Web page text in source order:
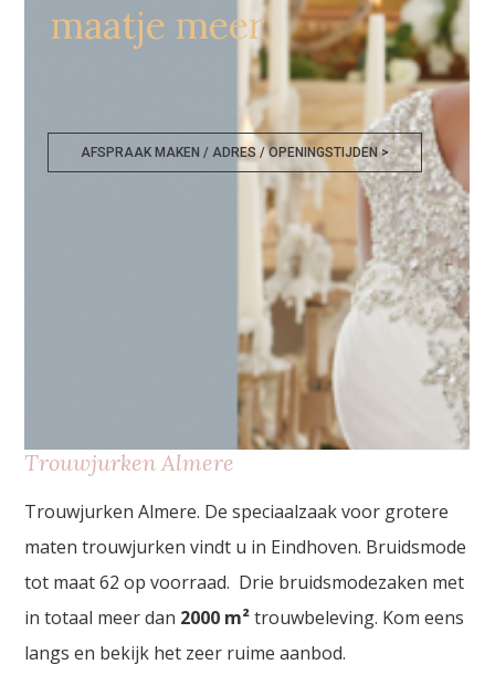
maatje meer
AFSPRAAK MAKEN / ADRES / OPENINGSTIJDEN >
Trouwjurken Almere
Trouwjurken Almere. De speciaalzaak voor grotere
maten trouwjurken vindt u in Eindhoven. Bruidsmode
tot maat 62 op voorraad. Drie bruidsmodezaken met
in totaal meer dan 2000 m²trouwbeleving. Kom eens
langs en bekijk het zeer ruime aanbod.